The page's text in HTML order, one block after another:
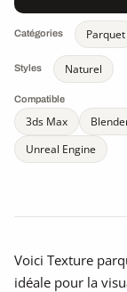
Catégories Parquet
Styles Naturel
Compatible
3ds Max
Unreal Engine
Voici Texture
idéale pour la